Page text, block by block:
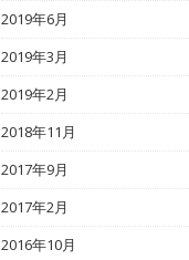
2019年6月
2019年3月
2019年2月
2018年11月
2017年9月
2017年2月
2016年10月